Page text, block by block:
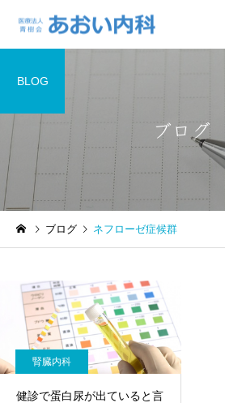
一般内科
予防接種
ブログ
BLOG
ブログ ネフローゼ症候群
腎臓内科
健診で蛋白尿が出ていると言